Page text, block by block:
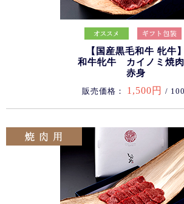
【国産黒毛和牛 牝牛】
和牛牝牛 カイノミ焼肉
赤身
販売価格： 1,500円 /